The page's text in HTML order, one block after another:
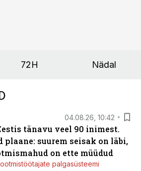
72H Nädal
04.08.26, 10:42
tänavu veel 90 inimest.
plaane: suurem seisak on läbi,
on ette müüdud
palgasüsteemi